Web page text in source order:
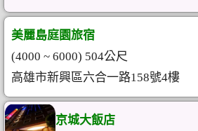
美麗島庭園旅宿
(4000 ~ 6000) 504公尺
高雄市新興區六合一路158號4樓
京城大飯店